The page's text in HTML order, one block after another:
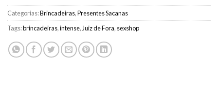
Categorias:Brincadeiras,Presentes Sacanas
Tags:brincadeiras,intense,Juiz de Fora, sexshop